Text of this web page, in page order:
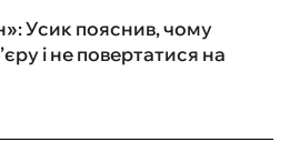
Усик пояснив, чому
і не повертатися на